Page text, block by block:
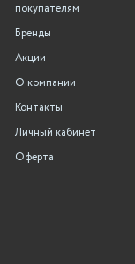
покупателям
Бренды
Акции
О компании
Контакты
Личный кабинет
Оферта